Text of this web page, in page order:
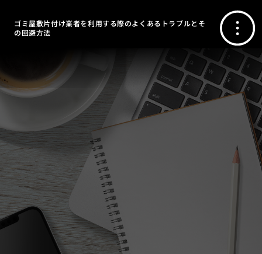
ゴミ屋敷片付け業者を利用する際のよくあるトラブルとそ
の回避方法